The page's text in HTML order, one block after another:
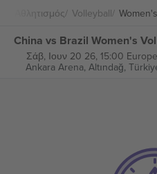
Αθλητισμός Volleyball
Σάβ, Ιουν 20 26, 15:00
Ankara Arena, Altındağ,